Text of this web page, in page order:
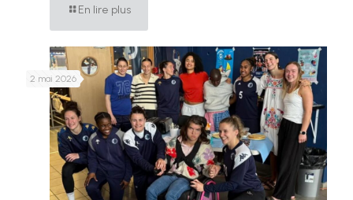
En lire plus
2 mai 2026